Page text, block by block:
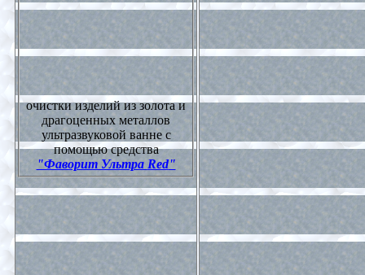
очистки изделий из золота и
драгоценных металлов
ультразвуковой ванне с
помощью средства
"Фаворит Ультра Red"